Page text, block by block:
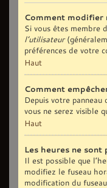
Comment modifier
Si vous êtes membre
l’utilisateur
préférences de votre
Haut
Comment
Depuis votre
vous ne serez visible
Haut
Les heures ne sont
Il est possible que
modifiez le fuseau
modification du